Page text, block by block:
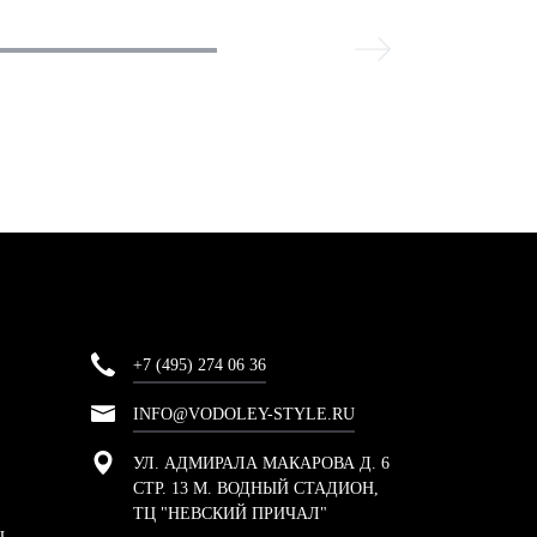
+7 (495) 274 06 36
INFO@VODOLEY-STYLE.RU
УЛ. АДМИРАЛА МАКАРОВА Д. 6
СТР. 13 М. ВОДНЫЙ СТАДИОН,
ТЦ "НЕВСКИЙ ПРИЧАЛ"